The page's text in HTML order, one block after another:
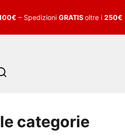
– Spedizioni GRATISoltre i 250€
h
categorie